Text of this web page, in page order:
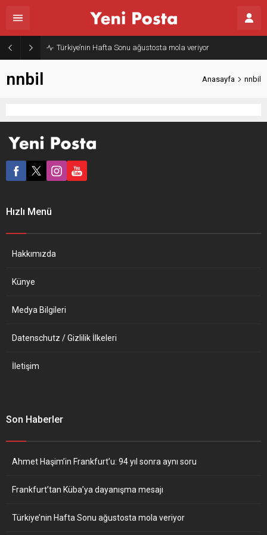
Türkiye’nin Hafta Sonu ağustosta mola veriyor
nnbil Anasayfa nnbil
Hızlı Menü
Hakkımızda
Künye
Medya Bilgileri
Datenschutz / Gizlilik İlkeleri
İletişim
Son Haberler
Ahmet Haşim’in Frankfurt’u: 94 yıl sonra aynı soru
Frankfurt’tan Küba’ya dayanışma mesajı
Türkiye’nin Hafta Sonu ağustosta mola veriyor